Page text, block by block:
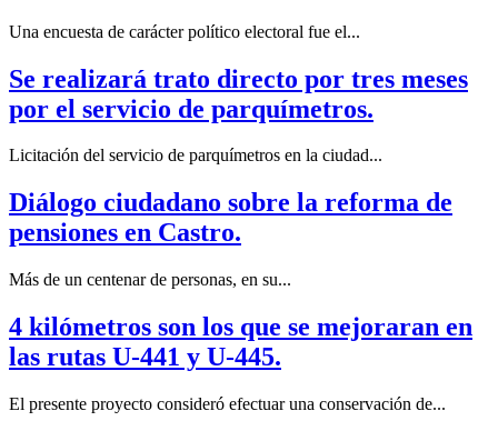
Una encuesta de carácter político electoral fue el...
Se realizará trato directo por tres meses
por el servicio de parquímetros.
Licitación del servicio de parquímetros en la ciudad...
Diálogo ciudadano sobre la reforma de
pensiones en Castro.
Más de un centenar de personas, en su...
4 kilómetros son los que se mejoraran en
las rutas U-441 y U-445.
El presente proyecto consideró efectuar una conservación de...